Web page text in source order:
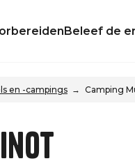
Beleef de
en -campings Camping